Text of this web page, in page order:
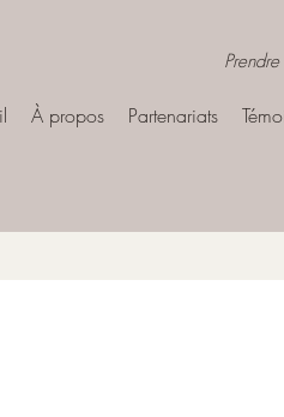
À propos Partenariats
Prendre